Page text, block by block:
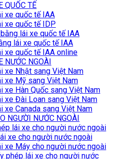
QUỐC TẾ
xe quốc tế IAA
xe quốc tế IDP
lái xe quốc tế IAA
lái xe quốc tế IAA
xe quốc tế IAA online
NƯỚC NGOÀI
xe Nhật sang Việt Nam
xe Mỹ sang Việt Nam
xe Hàn Quốc sang Việt Nam
xe Đài Loan sang Việt Nam
xe Canada sang Việt Nam
NGƯỜI NƯỚC NGOÀI
lái xe cho người nước ngoài
xe cho người nước ngoài
xe Máy cho người nước ngoài
phép lái xe cho người nước